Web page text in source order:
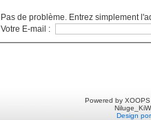
Pas de problème. Entrez simplement
Votre E-mail :
Powered by
Design